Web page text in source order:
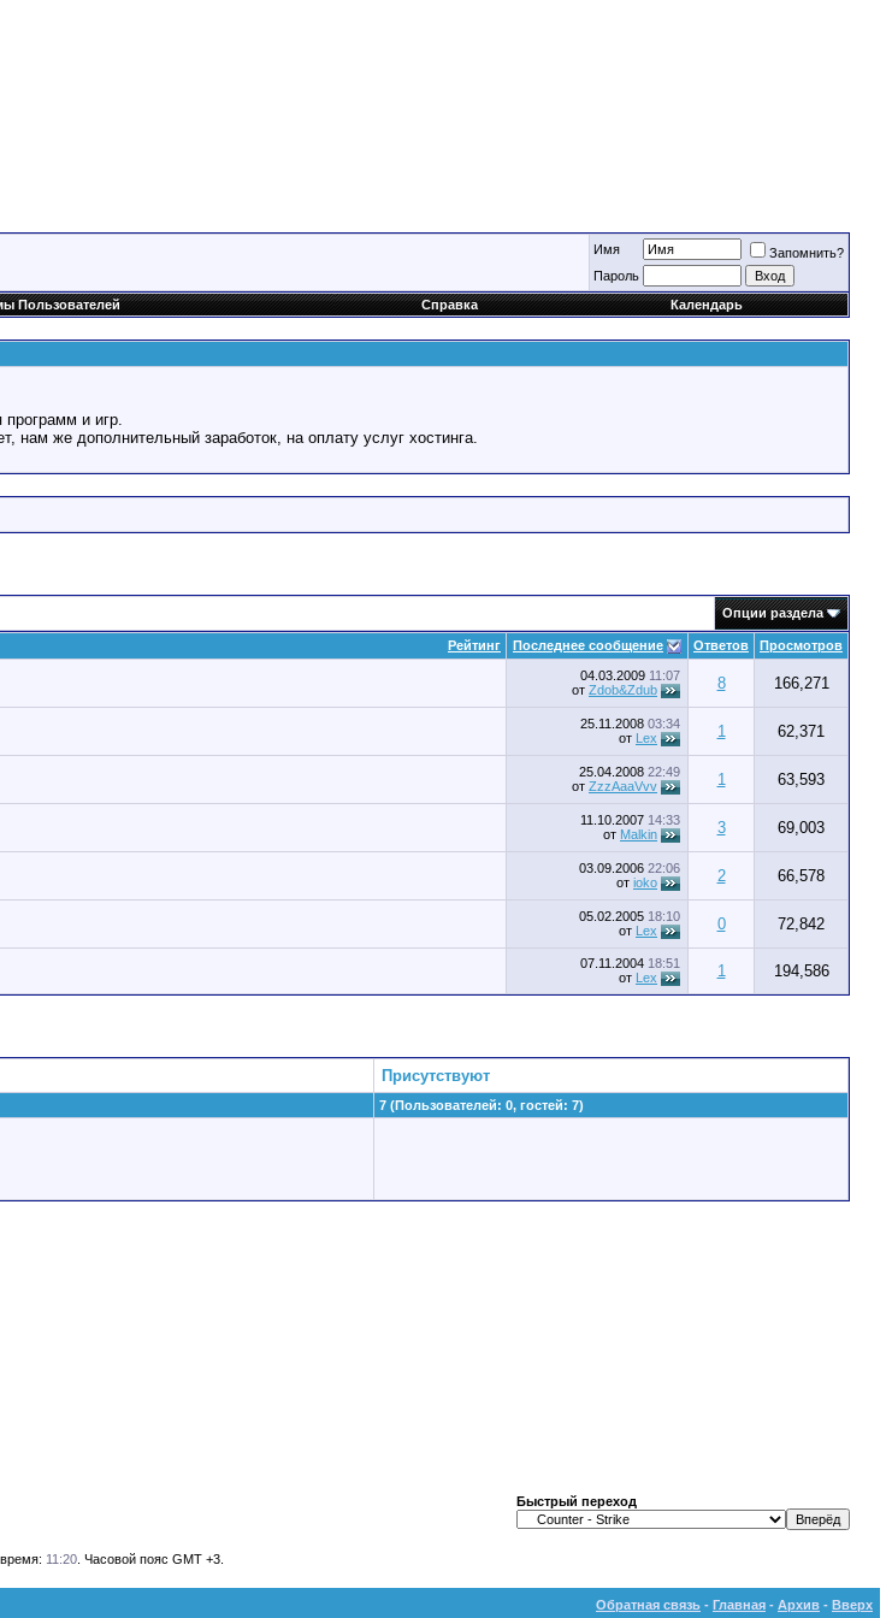
Имя
Запомнить?
Пароль
Пользователей Справка Календарь
и игр.
нам же дополнительный заработок, на оплату услуг хостинга.
Опции раздела
Рейтинг Последнее сообщение Ответов Просмотров
04.03.2009 11:07
от Zdob&Zdub 8 166,271
25.11.2008 03:34
от Lex 1 62,371
25.04.2008 22:49
от ZzzAaaVvv 1 63,593
11.10.2007 14:33
от Malkin 3 69,003
03.09.2006 22:06
от ioko 2 66,578
05.02.2005 18:10
от Lex 0 72,842
07.11.2004 18:51
от Lex 1 194,586
Присутствуют
7 (Пользователей: 0, гостей: 7)
Быстрый переход
11:20. Часовой пояс GMT +3.
Обратная связь - Главная - Архив - Вверх